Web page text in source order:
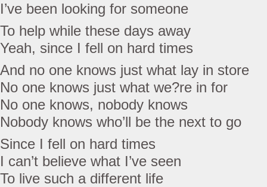
I’ve been looking for someone
To help while these days away
Yeah, since I fell on hard times
And no one knows just what lay in store
No one knows just what we?re in for
No one knows, nobody knows
Nobody knows who’ll be the next to go
Since I fell on hard times
I can’t believe what I’ve seen
To live such a different life